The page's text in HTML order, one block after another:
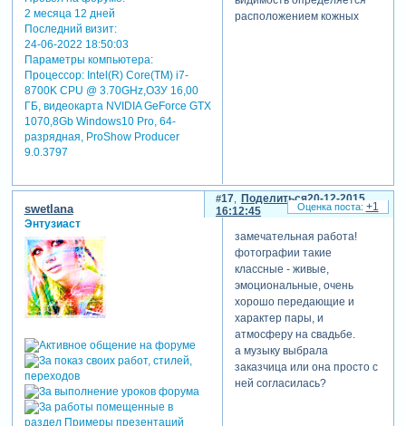
писали, что нет
тамара
завойская
написал(а):
песни
подобрали
удивительные
да, хотелось нежности в
первых двух частях, ну и
чтобы с подходящим
смыслом. а там где
застольные сцены -
2 месяца 12 дней
Последний визит:
24-06-2022 18:50:03
Параметры компьютера:
Процессор: Intel(R) Core(TM) i7-
8700K CPU @ 3.70GHz,ОЗУ 16,00
ГБ, видеокарта NVIDIA GeForce GTX
1070,8Gb Windows10 Pro, 64-
разрядная, ProShow Producer
9.0.3797
расположением кожных
находится как бы на левой
руке. обязательно
спасибо!
Поделиться
17
20-12-2015
16:12:45
swetlana
Энтузиаст
замечательная работа!
фотографии такие
классные - живые,
эмоциональные, очень
хорошо передающие и
характер пары, и
атмосферу на свадьбе.
а музыку выбрала
заказчица или она просто с
ней согласилась?
+1